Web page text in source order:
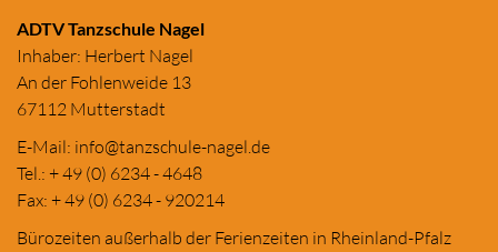
ADTV Tanzschule Nagel
Inhaber: Herbert Nagel
An der Fohlenweide 13
67112 Mutterstadt
E-Mail: info@tanzschule-nagel.de
Tel.: + 49 (0) 6234 - 4648
Fax: + 49 (0) 6234 - 920214
Bürozeiten außerhalb der Ferienzeiten in Rheinland-Pfalz